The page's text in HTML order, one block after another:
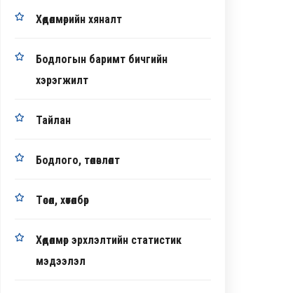
Хөдөлмөрийн хяналт
Бодлогын баримт бичгийн
хэрэгжилт
Тайлан
Бодлого, төлөвлөлт
Төсөл, хөтөлбөр
Хөдөлмөр эрхлэлтийн статистик
мэдээлэл